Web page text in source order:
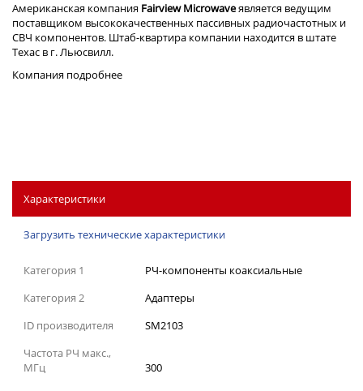
Американская компания Fairview Microwaveявляется ведущим
поставщиком высококачественных пассивных радиочастотных и
СВЧ компонентов. Штаб-квартира компании находится в штате
Техас в г. Льюсвилл.
Компания подробнее
Характеристики
Загрузить технические характеристики
Категория 1
РЧ-компоненты коаксиальные
Категория 2
Адаптеры
ID производителя
SM2103
Частота РЧ макс.,
МГц
300